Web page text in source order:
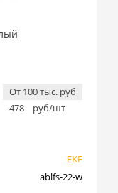
От 100 тыс. руб
478
руб/шт
EKF
ablfs-22-w